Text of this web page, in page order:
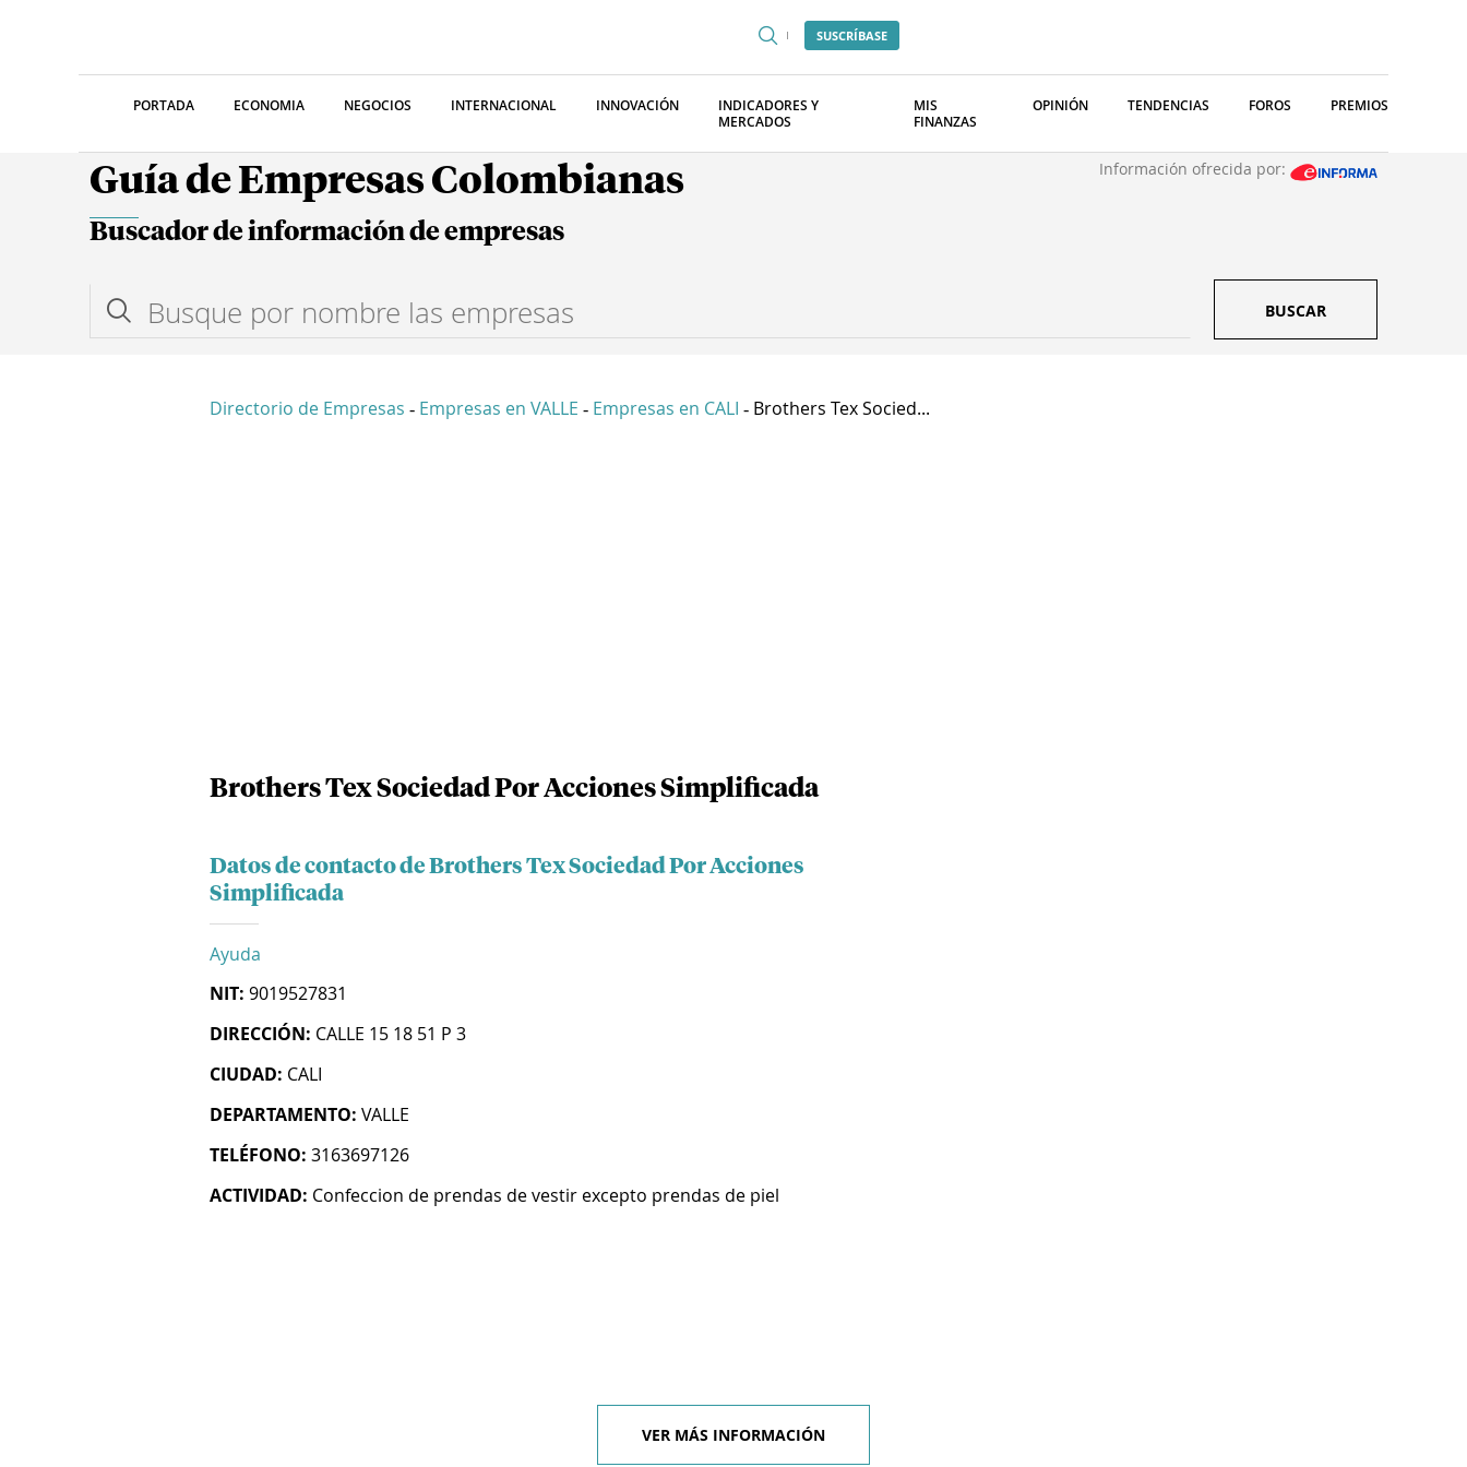
SUSCRÍBASE
PORTADA ECONOMIA NEGOCIOS INTERNACIONAL INNOVACIÓN
INDICADORES Y
MERCADOS
MIS
FINANZAS
OPINIÓN TENDENCIAS FOROS PREMIOS
Guía de Empresas Colombianas Información ofrecida por:
Buscador de información de empresas
BUSCAR
Directorio de Empresas - Empresas en VALLE - Empresas en CALI - Brothers Tex Socied...
Brothers Tex Sociedad Por Acciones Simplificada
Datos de contacto de Brothers Tex Sociedad Por Acciones
Simplificada
Ayuda
NIT: 9019527831
DIRECCIÓN: CALLE 15 18 51 P 3
CIUDAD: CALI
DEPARTAMENTO: VALLE
TELÉFONO: 3163697126
ACTIVIDAD: Confeccion de prendas de vestir excepto prendas de piel
VER MÁS INFORMACIÓN